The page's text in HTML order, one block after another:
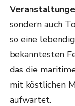
sondern auch
so eine
bekanntesten
das die
mit köstlichen
aufwartet.